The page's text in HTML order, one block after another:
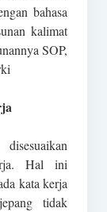
bahasa
kalimat
SOP,
Hal ini
kata kerja
tidak